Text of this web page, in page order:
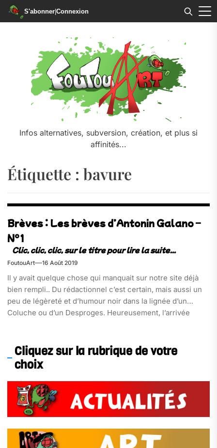
S'abonner|Connexion
Infos alternatives, subversion, création, et plus si
affinités...
Étiquette : bavure
Brèves : Les brèves d’Antonin Galano –
N°1
FoutouArt 16 Août 2019
Il y avait quelque chose qui manquait sur notre site déjà
bien rempli.. Du rédactionnel c’est certain, mais aussi un
peu de légèreté et d’humour noir dans la lignée d’un
Coluche ou d’un Desproges. Heureusement, l’arrivée
tous azimuts.
Cliquez sur la rubrique de votre
choix